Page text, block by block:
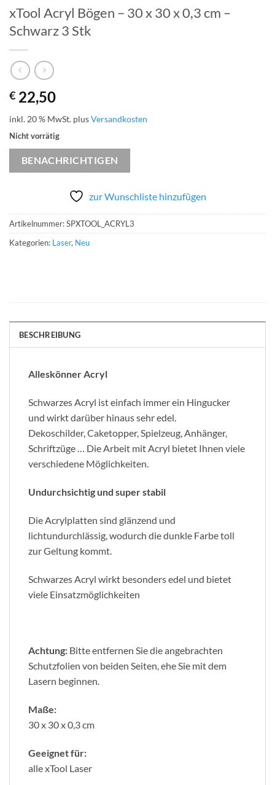
xTool Acryl Bögen – 30 x 30 x 0,3 cm –
Schwarz 3 Stk
€ 22,50
inkl. 20 % MwSt. plusVersandkosten
Nicht vorrätig
BENACHRICHTIGEN
zur Wunschliste hinzufügen
Artikelnummer:SPXTOOL_ACRYL3
Kategorien: Laser, Neu
BESCHREIBUNG
Alleskönner Acryl
Schwarzes Acryl ist einfach immer ein Hingucker
und wirkt darüber hinaus sehr edel.
Dekoschilder, Caketopper, Spielzeug, Anhänger,
Schriftzüge … Die Arbeit mit Acryl bietet Ihnen viele
verschiedene Möglichkeiten.
Undurchsichtig und super stabil
Die Acrylplatten sind glänzend und
lichtundurchlässig, wodurch die dunkle Farbe toll
zur Geltung kommt.
Schwarzes Acryl wirkt besonders edel und bietet
viele Einsatzmöglichkeiten
Achtung: Bitte entfernen Sie die angebrachten
Schutzfolien von beiden Seiten, ehe Sie mit dem
Lasern beginnen.
Maße:
30 x 30 x 0,3 cm
Geeignet für:
alle xTool Laser